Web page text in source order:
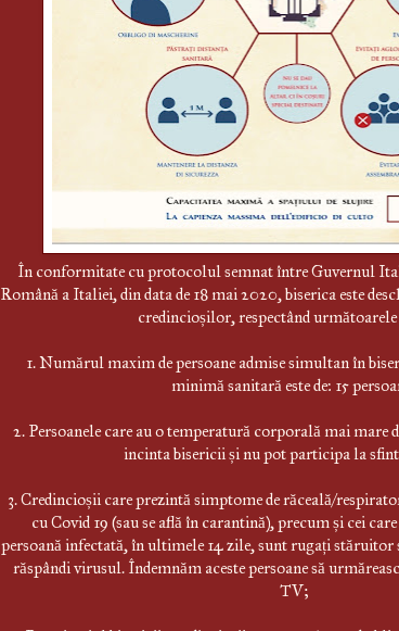
În conformitate cu protocolul semnat între Guvernul
Română a Italiei, din data de 18 mai 2020, biserica este
credincioșilor, respectând
1. Numărul maxim de persoane admise simultan în
minimă sanitară este de: 15
2. Persoanele care au o temperatură corporală mai mare
incinta bisericii și nu pot participa la
3. Credincioșii care prezintă simptome de răceală/
cu Covid 19 (sau se află în carantină), precum și cei
persoană infectată, în ultimele 14 zile, sunt rugați stăruitor
răspândi virusul. Îndemnăm aceste persoane să
TV;